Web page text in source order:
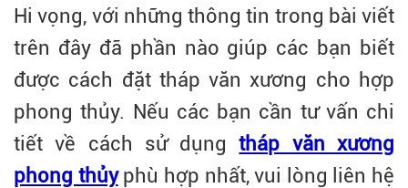
Hi vọng, với những thông tin trong bài viết
trên đây đã phần nào giúp các bạn biết
được cách đặt tháp văn xương cho hợp
phong thủy. Nếu các bạn cần tư vấn chi
tiết về cách sử dụngtháp văn xương
phong thủyphù hợp nhất, vui lòng liên hệ